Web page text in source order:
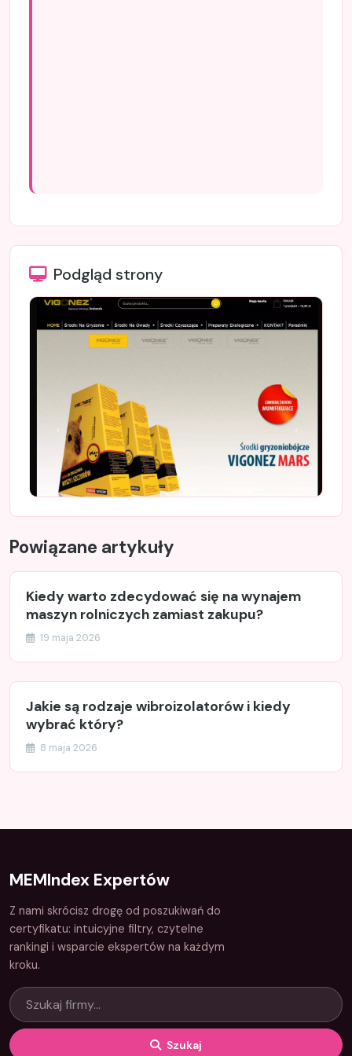
Podgląd strony
Powiązane artykuły
Kiedy warto zdecydować się na wynajem
maszyn rolniczych zamiast zakupu?
19 maja 2026
Jakie są rodzaje wibroizolatorów i kiedy
wybrać który?
8 maja 2026
MEMIndex Expertów
Z nami skrócisz drogę od poszukiwań do
certyfikatu: intuicyjne filtry, czytelne
rankingi i wsparcie ekspertów na każdym
kroku.
Szukaj